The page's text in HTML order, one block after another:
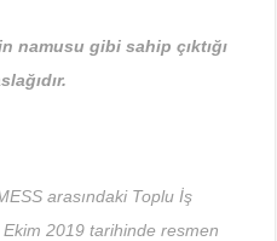
namusu gibi sahip çıktığı
arasındaki Toplu İş
2019 tarihinde resmen